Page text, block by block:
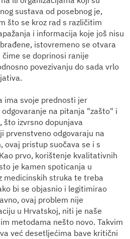
sustava od posebnog je,
što se kroz rad s različitim
i informacija koje još nisu
istovremeno se otvara
se doprinosi ranije
povezivanju do sada vrlo
ima svoje prednosti jer
na pitanja "zašto" i
što izvrsno dopunjava
prvenstveno odgovaraju na
ovaj pristup suočava se i s
prvo, korištenje kvalitativnih
je kamen spoticanja u
medicinskih struka te treba
bi se objasnio i legitimirao
ovaj problem nije
u Hrvatskoj, niti je naše
metodama nešto novo. Takvim
već desetljećima bave kritični